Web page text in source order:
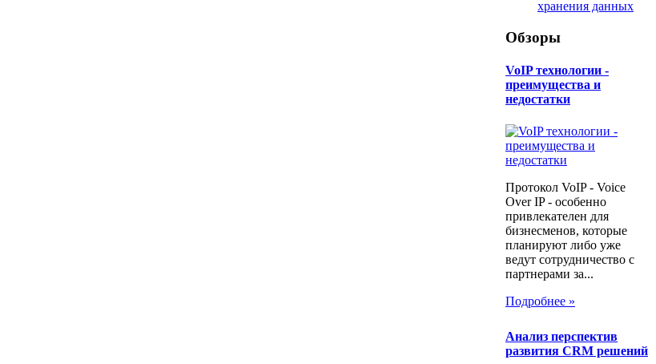
хранения данных
Обзоры
​VoIP технологии -
преимущества и
недостатки
Протокол VoIP - Voice
Over IP - особенно
привлекателен для
бизнесменов, которые
планируют либо уже
ведут сотрудничество с
партнерами за...
Подробнее »
Анализ перспектив
развития CRM решений